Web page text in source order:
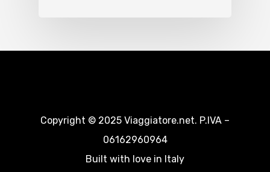
Copyright © 2025 Viaggiatore.net. P.IVA –
06162960964
Built with love in Italy